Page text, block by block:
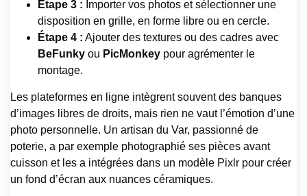
Étape 3 : Importer vos photos et sélectionner une
disposition en grille, en forme libre ou en cercle.
Étape 4 : Ajouter des textures ou des cadres avec
BeFunky ou PicMonkey pour agrémenter le
montage.
Les plateformes en ligne intègrent souvent des banques
d’images libres de droits, mais rien ne vaut l’émotion d’une
photo personnelle. Un artisan du Var, passionné de
poterie, a par exemple photographié ses pièces avant
cuisson et les a intégrées dans un modèle Pixlr pour créer
un fond d’écran aux nuances céramiques.